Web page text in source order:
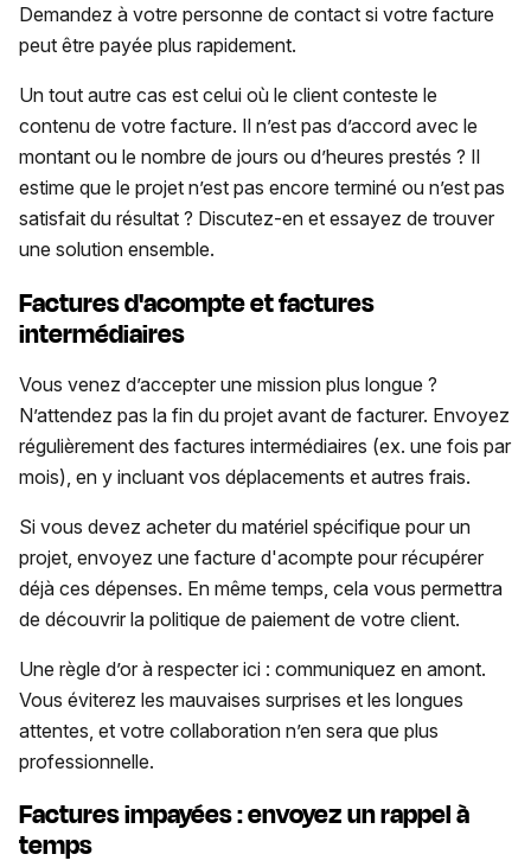
Demandez à votre personne de contact si votre facture
peut être payée plus rapidement.
Un tout autre cas est celui où le client conteste le
contenu de votre facture. Il n’est pas d’accord avec le
montant ou le nombre de jours ou d’heures prestés ? Il
estime que le projet n’est pas encore terminé ou n’est pas
satisfait du résultat ? Discutez-en et essayez de trouver
une solution ensemble.
Factures d'acompte et factures
intermédiaires
Vous venez d’accepter une mission plus longue ?
N’attendez pas la fin du projet avant de facturer. Envoyez
régulièrement des factures intermédiaires (ex. une fois par
mois), en y incluant vos déplacements et autres frais.
Si vous devez acheter du matériel spécifique pour un
projet, envoyez une facture d'acompte pour récupérer
déjà ces dépenses. En même temps, cela vous permettra
de découvrir la politique de paiement de votre client.
Une règle d’or à respecter ici : communiquez en amont.
Vous éviterez les mauvaises surprises et les longues
attentes, et votre collaboration n’en sera que plus
professionnelle.
Factures impayées : envoyez un rappel à
temps